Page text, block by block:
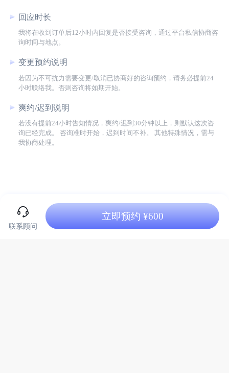
回应时长
我将在收到订单后12小时内回复是否接受咨询，通过平台私信协商咨
询时间与地点。
变更预约说明
若因为不可抗力需要变更/取消已协商好的咨询预约，请务必提前24
小时联络我。否则咨询将如期开始。
爽约/迟到说明
若没有提前24小时告知情况，爽约/迟到30分钟以上，则默认这次咨
询已经完成。 咨询准时开始，迟到时间不补。 其他特殊情况，需与
我协商处理。
联系顾问
立即预约 ¥600